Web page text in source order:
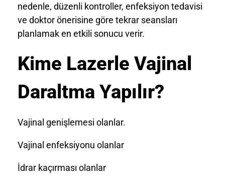
nedenle, düzenli kontroller, enfeksiyon tedavisi
ve doktor önerisine göre tekrar seansları
planlamak en etkili sonucu verir.
Kime Lazerle Vajinal
Daraltma Yapılır?
Vajinal genişlemesi olanlar.
Vajinal enfeksiyonu olanlar
İdrar kaçırması olanlar